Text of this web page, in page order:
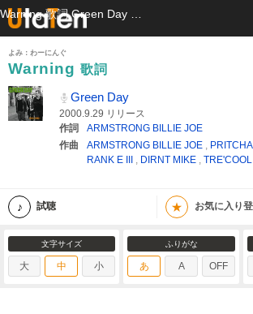
よみ：わーにんぐ
Warning 歌詞
Green Day
2000.9.29 リリース
作詞
ARMSTRONG BILLIE JOE
作曲
ARMSTRONG BILLIE JOE ,
RANK E III , DIRNT MIKE ,TRE'COOL
試聴 ★ お気に入り
文字サイズ
大 中 小
ふりがな
あ A OFF